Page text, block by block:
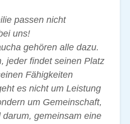
passen nicht
uns!
gehören alle dazu.
jeder findet seinen Platz
Fähigkeiten
es nicht um Leistung
um Gemeinschaft,
gemeinsam eine